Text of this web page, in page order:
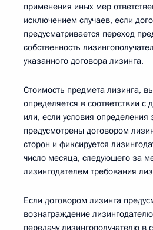
применения иных мер
исключением случаев, если
предусматривается переход
собственность
указанного договора лизинга.
Стоимость предмета лизинга,
определяется в соответствии с
или, если условия определения
предусмотрены договором
сторон и фиксируется
число месяца, следующего за
лизингодателем требования
Если договором лизинга
вознаграждение
передачу лизингополучателю в